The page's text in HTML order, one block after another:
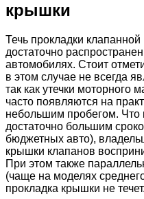
крышки
Течь прокладки
достаточно
автомобилях. Стоит
в этом случае не всегда
так как утечки моторного
часто появляются на
небольшим пробегом. Что
достаточно большим
бюджетных авто),
крышки клапанов
При этом также
(чаще на моделях
прокладка крышки не течет.